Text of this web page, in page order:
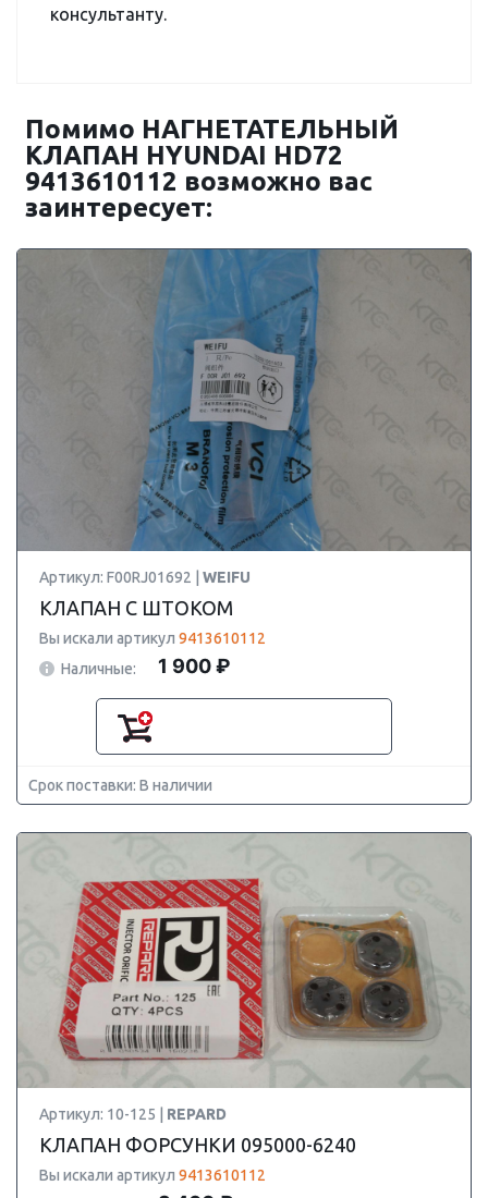
консультанту.
Помимо НАГНЕТАТЕЛЬНЫЙ
КЛАПАН HYUNDAI HD72
9413610112 возможно вас
заинтересует:
Артикул: F00RJ01692 | WEIFU
КЛАПАН С ШТОКОМ
Вы искали артикул 9413610112
Наличные:
1 900 ₽
Срок поставки: В наличии
Артикул: 10-125 | REPARD
КЛАПАН ФОРСУНКИ 095000-6240
Вы искали артикул 9413610112